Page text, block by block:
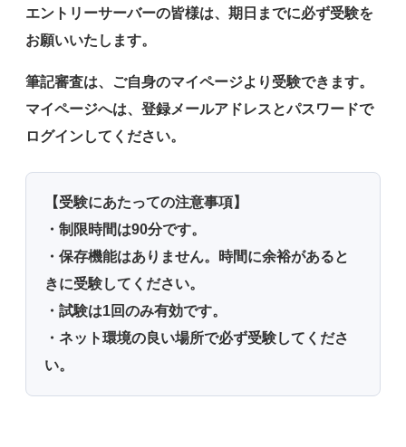
エントリーサーバーの皆様は、期日までに必ず受験を
お願いいたします。
筆記審査は、ご自身のマイページより受験できます。
マイページへは、登録メールアドレスとパスワードで
ログインしてください。
【受験にあたっての注意事項】
・制限時間は90分です。
・保存機能はありません。時間に余裕があると
きに受験してください。
・試験は1回のみ有効です。
・ネット環境の良い場所で必ず受験してくださ
い。